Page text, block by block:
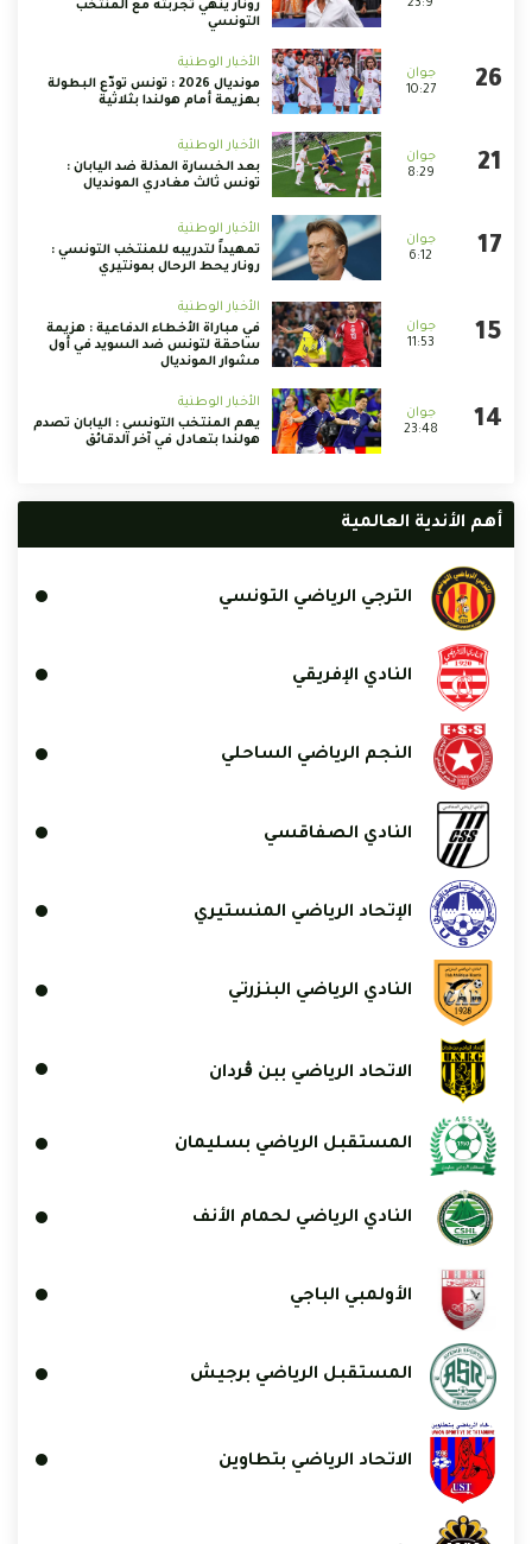
23:9
رونار ينهي تجربته مع المنتخب
التونسي
10:27
الأخبار الوطنية
مونديال 2026 : تونس تودّع البطولة
بهزيمة أمام هولندا بثلاثية
8:29
الأخبار الوطنية
بعد الخسارة المذلة ضد اليابان :
تونس ثالث مغادري المونديال
6:12
الأخبار الوطنية
تمهيداً لتدريبه للمنتخب التونسي :
رونار يحط الرحال بمونتيري
11:53
الأخبار الوطنية
في مباراة الأخطاء الدفاعية : هزيمة
ساحقة لتونس ضد السويد في أول
مشوار المونديال
23:48
الأخبار الوطنية
يهم المنتخب التونسي : اليابان تصدم
هولندا بتعادل في آخر الدقائق
أهم الأندية العالمية
الترجي الرياضي التونسي
النادي الإفريقي
النجم الرياضي الساحلي
النادي الصفاقسي
الإتحاد الرياضي المنستيري
النادي الرياضي البنزرتي
الاتحاد الرياضي ببن ڨردان
المستقبل الرياضي بسليمان
النادي الرياضي لحمام الأنف
الأولمبي الباجي
المستقبل الرياضي برجيش
الاتحاد الرياضي بتطاوين